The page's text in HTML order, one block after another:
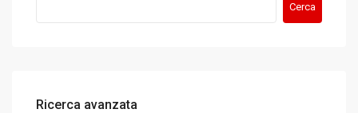
Cerca
Ricerca avanzata